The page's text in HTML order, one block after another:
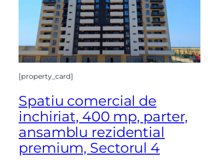
[property_card]
Spatiu comercial de
inchiriat, 400 mp, parter,
ansamblu rezidential
premium, Sectorul 4